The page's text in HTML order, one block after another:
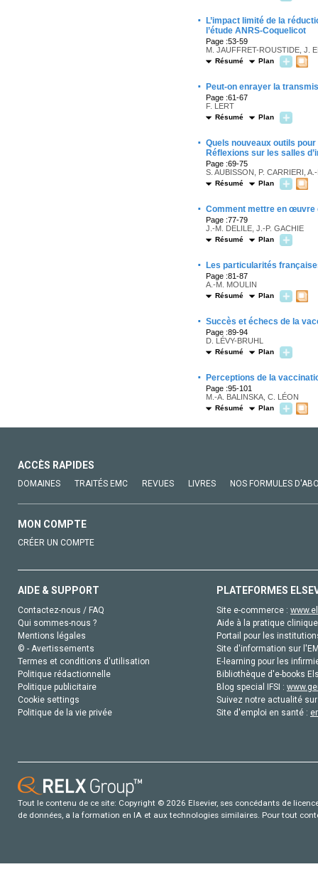
·
L’impact limité de la
l’étude ANRS-Coquelicot
Page :53-59
M. JAUFFRET-ROUSTIDE, J.
Résumé Plan
· Peut-on enrayer la
Page :61-67
F. LERT
Résumé Plan
· Quels nouveaux outils
Réflexions sur les salles
Page :69-75
S. AUBISSON, P. CARRIERI,
Résumé Plan
· Comment mettre en œuvre
Page :77-79
J.-M. DELILE, J.-P. GACHIE
Résumé Plan
· Les particularités
Page :81-87
A.-M. MOULIN
Résumé Plan
· Succès et échecs de la
Page :89-94
D. LÉVY-BRUHL
Résumé Plan
· Perceptions de la
Page :95-101
M.-A. BALINSKA, C. LÉON
Résumé Plan
ACCÈS RAPIDES
DOMAINES TRAITÉS EMC REVUES LIVRES NOS FORMULES
MON COMPTE
CRÉER UN COMPTE
AIDE & SUPPORT
Contactez-nous / FAQ
Qui sommes-nous ?
Mentions légales
© - Avertissements
Termes et conditions d'utilisation
Politique rédactionnelle
Politique publicitaire
Cookie settings
Politique de la vie privée
PLATEFORMES
Site e-commerce :
Aide à la pratique
Portail pour les
Site d'information sur
E-learning pour les
Bibliothèque d'e-books
Blog special IFSI :
Suivez notre actualité
Site d'emploi en santé :
Tout le contenu de ce site: Copyright © 2026 Elsevier, ses concédants de
de données, a la formation en IA et aux technologies similaires. Pour tout